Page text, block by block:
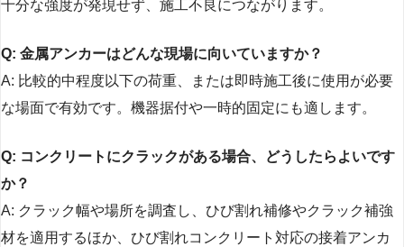
十分な強度が発現せず、施工不良につながります。
Q: 金属アンカーはどんな現場に向いていますか？
A: 比較的中程度以下の荷重、または即時施工後に使用が必要
な場面で有効です。機器据付や一時的固定にも適します。
Q: コンクリートにクラックがある場合、どうしたらよいです
か？
A: クラック幅や場所を調査し、ひび割れ補修やクラック補強
材を適用するほか、ひび割れコンクリート対応の接着アンカ